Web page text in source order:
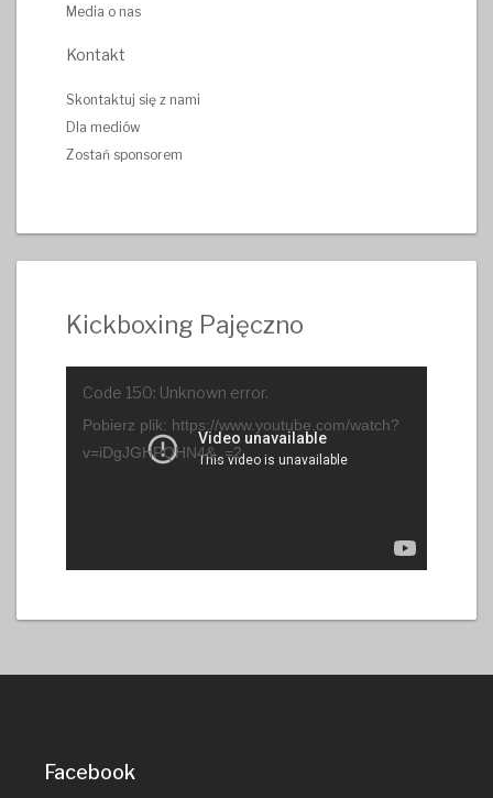
Media o nas
Kontakt
Skontaktuj się z nami
Dla mediów
Zostań sponsorem
Kickboxing Pajęczno
Code 150: Unknown error.
Pobierz plik: https://www.youtube.com/watch?
v=iDgJGHPQHN4&_=2
Facebook